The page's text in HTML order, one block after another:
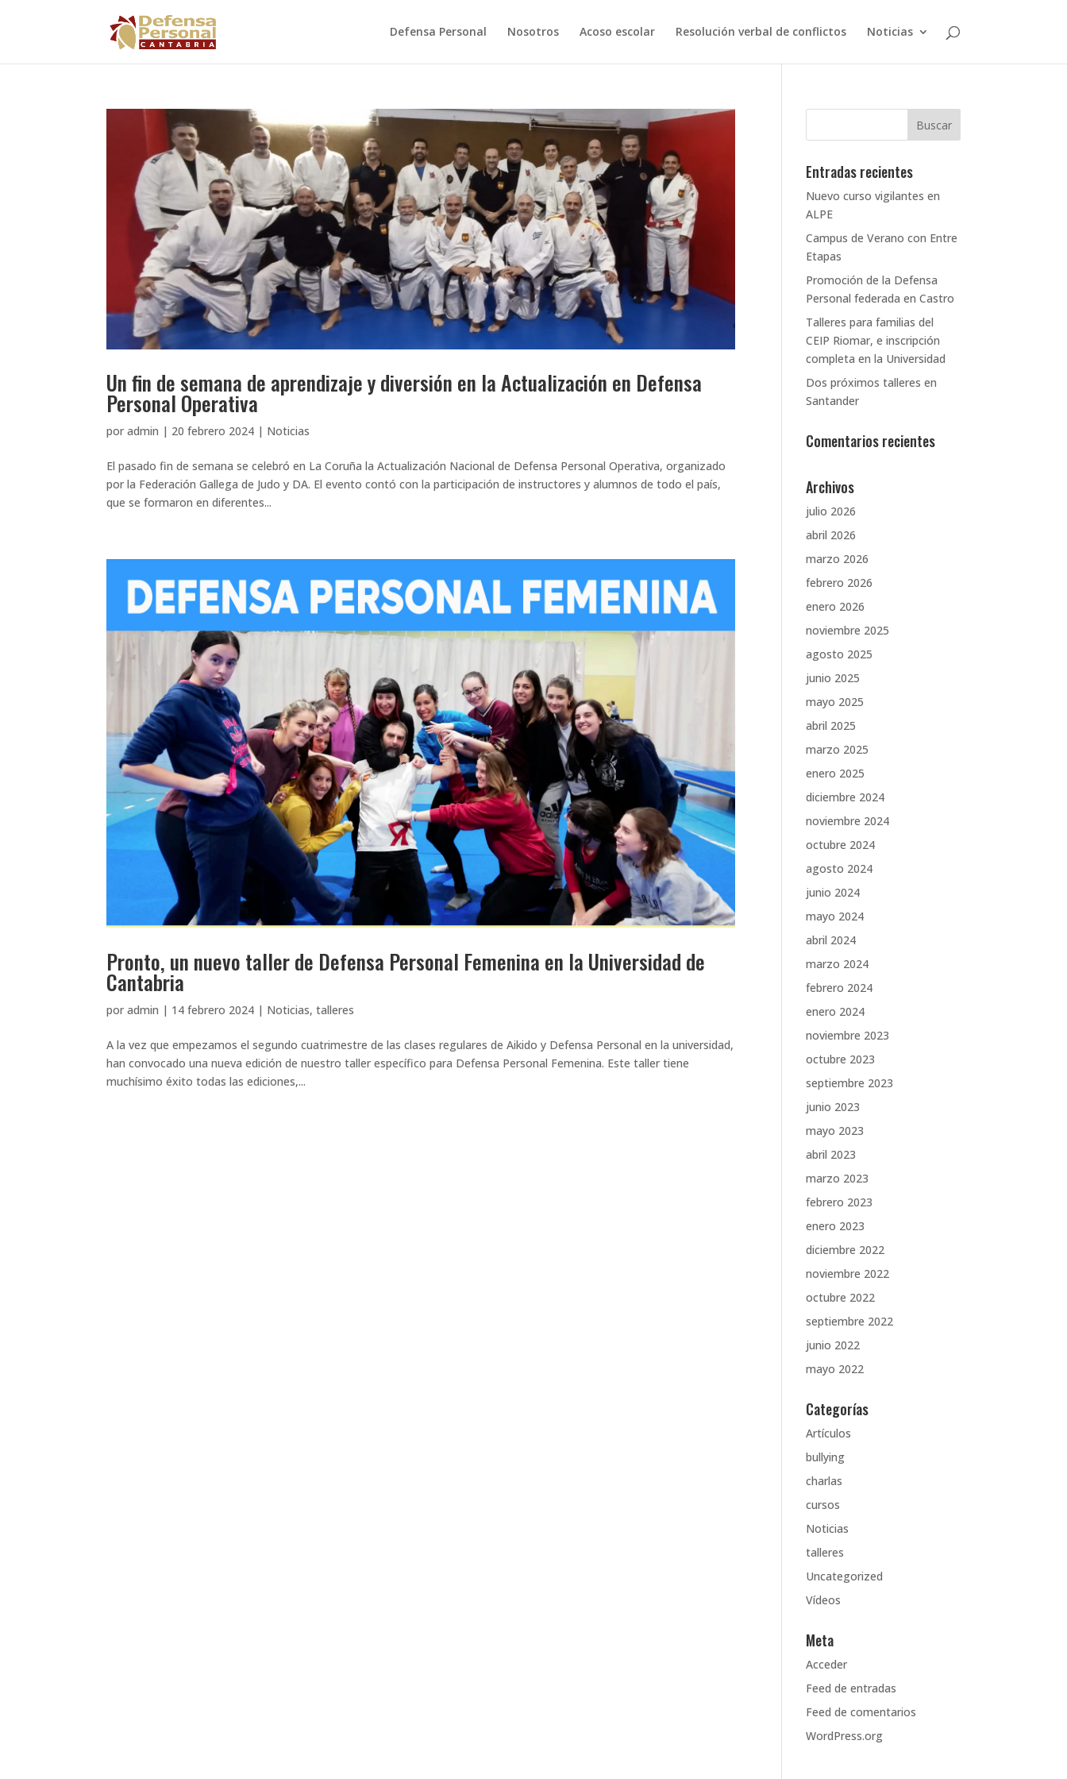
Defensa Personal Nosotros Acoso escolar Resolución verbal de conflictos Noticias
Un fin de semana de aprendizaje y diversión en la Actualización en Defensa
Personal Operativa
poradmin | 20 febrero 2024 | Noticias
El pasado fin de semana se celebró en La Coruña la Actualización Nacional de Defensa Personal Operativa, organizado
por la Federación Gallega de Judo y DA. El evento contó con la participación de instructores y alumnos de todo el país,
que se formaron en diferentes...
Pronto, un nuevo taller de Defensa Personal Femenina en la Universidad de
Cantabria
poradmin | 14 febrero 2024 | Noticias,talleres
A la vez que empezamos el segundo cuatrimestre de las clases regulares de Aikido y Defensa Personal en la universidad,
han convocado una nueva edición de nuestro taller específico para Defensa Personal Femenina. Este taller tiene
muchísimo éxito todas las ediciones,...
Entradas recientes
Nuevo curso vigilantes en
ALPE
Campus de Verano con Entre
Etapas
Promoción de la Defensa
Personal federada en Castro
Talleres para familias del
CEIP Riomar, e inscripción
completa en la Universidad
Dos próximos talleres en
Santander
Comentarios recientes
Archivos
julio 2026
abril 2026
marzo 2026
febrero 2026
enero 2026
noviembre 2025
agosto 2025
junio 2025
mayo 2025
abril 2025
marzo 2025
enero 2025
diciembre 2024
noviembre 2024
octubre 2024
agosto 2024
junio 2024
mayo 2024
abril 2024
marzo 2024
febrero 2024
enero 2024
noviembre 2023
octubre 2023
septiembre 2023
junio 2023
mayo 2023
abril 2023
marzo 2023
febrero 2023
enero 2023
diciembre 2022
noviembre 2022
octubre 2022
septiembre 2022
junio 2022
mayo 2022
Categorías
Artículos
bullying
charlas
cursos
Noticias
talleres
Uncategorized
Vídeos
Meta
Acceder
Feed de entradas
Feed de comentarios
WordPress.org